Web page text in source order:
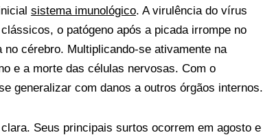
sistema imunológico. A virulência do vírus
o patógeno após a picada irrompe no
cérebro. Multiplicando-se ativamente na
e a morte das células nervosas. Com o
generalizar com danos a outros órgãos internos.
Seus principais surtos ocorrem em agosto e